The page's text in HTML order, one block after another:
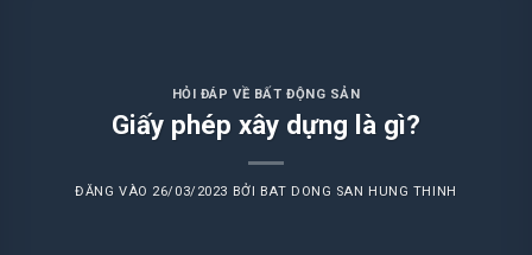
HỎI ĐÁP VỀ BẤT ĐỘNG SẢN
Giấy phép xây dựng là gì?
ĐĂNG VÀO 26/03/2023 BỞI BAT DONG SAN HUNG THINH